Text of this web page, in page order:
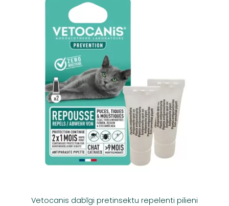
Vetocanis dabīgi pretinsektu repelenti pilieni